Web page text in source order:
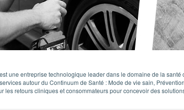
une entreprise technologique leader dans le domaine de la
autour du Continuum de Santé : Mode de vie sain,
les retours cliniques et consommateurs pour concevoir des